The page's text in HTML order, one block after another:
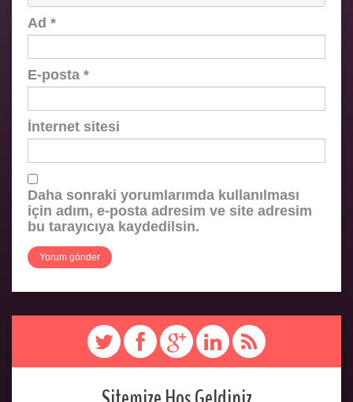
Ad *
E-posta *
İnternet sitesi
Daha sonraki yorumlarımda kullanılması
için adım, e-posta adresim ve site adresim
bu tarayıcıya kaydedilsin.